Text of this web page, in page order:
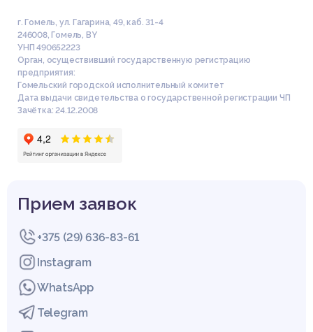
г. Гомель, ул. Гагарина, 49, каб. 31-4
246008, Гомель, BY
УНП 490652223
Орган, осуществивший государственную регистрацию
предприятия:
Гомельский городской исполнительный комитет
Дата выдачи свидетельства о государственной регистрации ЧП
Зачётка: 24.12.2008
Прием заявок
+375 (29) 636-83-61
Instagram
WhatsApp
Telegram